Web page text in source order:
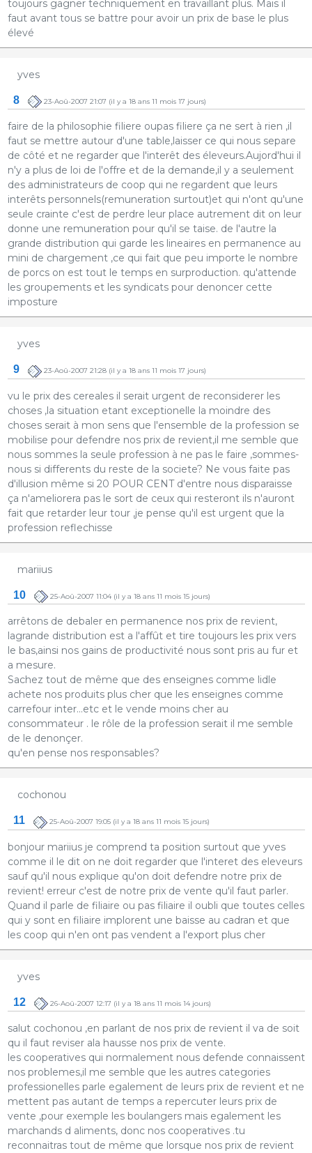
toujours gagner techniquement en travaillant plus. Mais il
faut avant tous se battre pour avoir un prix de base le plus
élevé
yves
8 23-Aoû-2007 21:07 (il y a 18 ans 11 mois 17 jours)
faire de la philosophie filiere oupas filiere ça ne sert à rien ,il
faut se mettre autour d'une table,laisser ce qui nous separe
de côté et ne regarder que l'interêt des éleveurs.Aujord'hui il
n'y a plus de loi de l'offre et de la demande,il y a seulement
des administrateurs de coop qui ne regardent que leurs
interêts personnels(remuneration surtout)et qui n'ont qu'une
seule crainte c'est de perdre leur place autrement dit on leur
donne une remuneration pour qu'il se taise. de l'autre la
grande distribution qui garde les lineaires en permanence au
mini de chargement ,ce qui fait que peu importe le nombre
de porcs on est tout le temps en surproduction. qu'attende
les groupements et les syndicats pour denoncer cette
imposture
yves
9 23-Aoû-2007 21:28(il y a 18 ans 11 mois 17 jours)
vu le prix des cereales il serait urgent de reconsiderer les
choses ,la situation etant exceptionelle la moindre des
choses serait à mon sens que l'ensemble de la profession se
mobilise pour defendre nos prix de revient,il me semble que
nous sommes la seule profession à ne pas le faire ,sommes-
nous si differents du reste de la societe? Ne vous faite pas
d'illusion même si 20 POUR CENT d'entre nous disparaisse
ça n'ameliorera pas le sort de ceux qui resteront ils n'auront
fait que retarder leur tour ,je pense qu'il est urgent que la
profession reflechisse
mariius
10 25-Aoû-2007 11:04(il y a 18 ans 11 mois 15 jours)
arrêtons de debaler en permanence nos prix de revient,
lagrande distribution est a l'affût et tire toujours les prix vers
le bas,ainsi nos gains de productivité nous sont pris au fur et
a mesure.
Sachez tout de même que des enseignes comme lidle
achete nos produits plus cher que les enseignes comme
carrefour inter...etc et le vende moins cher au
consommateur . le rôle de la profession serait il me semble
de le denonçer.
qu'en pense nos responsables?
cochonou
11 25-Aoû-2007 19:05(il y a 18 ans 11 mois 15 jours)
bonjour mariius je comprend ta position surtout que yves
comme il le dit on ne doit regarder que l'interet des eleveurs
sauf qu'il nous explique qu'on doit defendre notre prix de
revient! erreur c'est de notre prix de vente qu'il faut parler.
Quand il parle de filiaire ou pas filiaire il oubli que toutes celles
qui y sont en filiaire implorent une baisse au cadran et que
les coop qui n'en ont pas vendent a l'export plus cher
yves
12 26-Aoû-2007 12:17 (il y a 18 ans 11 mois 14 jours)
salut cochonou ,en parlant de nos prix de revient il va de soit
qu il faut reviser ala hausse nos prix de vente.
les cooperatives qui normalement nous defende connaissent
nos problemes,il me semble que les autres categories
professionelles parle egalement de leurs prix de revient et ne
mettent pas autant de temps a repercuter leurs prix de
vente ,pour exemple les boulangers mais egalement les
marchands d aliments, donc nos cooperatives .tu
reconnaitras tout de même que lorsque nos prix de revient